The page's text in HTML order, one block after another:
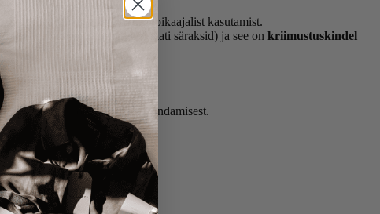
rõngast vaevatuks laadimiseks.
välimuse isegi pärast pikaajalist kasutamist.
(et Teie selfid alati säraksid) ja see on kriimustuskindel
oma tehnoloogia eluea pikendamisest.